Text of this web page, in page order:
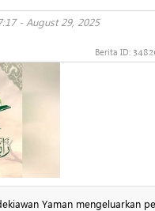
- August 29, 2025
Berita ID:
Yaman mengeluarkan